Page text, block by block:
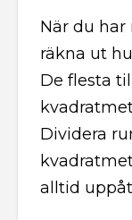
När du
räkna ut
De flesta
Dividera
alltid